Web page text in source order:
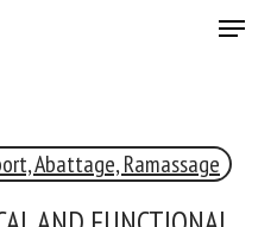
Menu
Ramassage
GRATUITEMENT